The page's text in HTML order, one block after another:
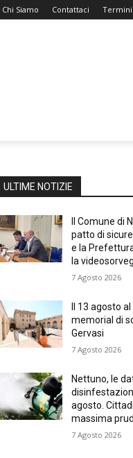
Chi Siamo Contattaci Termini
ULTIME NOTIZIE
Il Comune di
patto di
e la
la
7 Agosto 2026
Il 13 agosto
memorial di
Gervasi
7 Agosto 2026
Nettuno, le
agosto.
massima
7 Agosto 2026